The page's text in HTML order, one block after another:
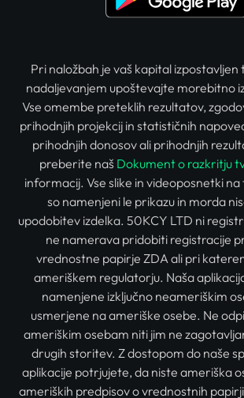
Pri naložbah je vaš kapital
nadaljevanjem upoštevajte morebitno
Vse omembe preteklih rezultatov,
prihodnjih projekcij in statističnih
prihodnjih donosov ali prihodnjih
preberite naš Dokument o razkritju
informacij. Vse slike in videoposnetki
so namenjeni le prikazu in morda
upodobitev izdelka. 50KCY LTD ni
ne namerava pridobiti registracije
vrednostne papirje ZDA ali pri
ameriškem regulatorju. Naša
namenjene izključno neameriškim
usmerjene na ameriške osebe. Ne
ameriškim osebam niti jim ne
drugih storitev. Z dostopom do naše
aplikacije potrjujete, da niste ameriška
ameriških predpisov o vrednostnih